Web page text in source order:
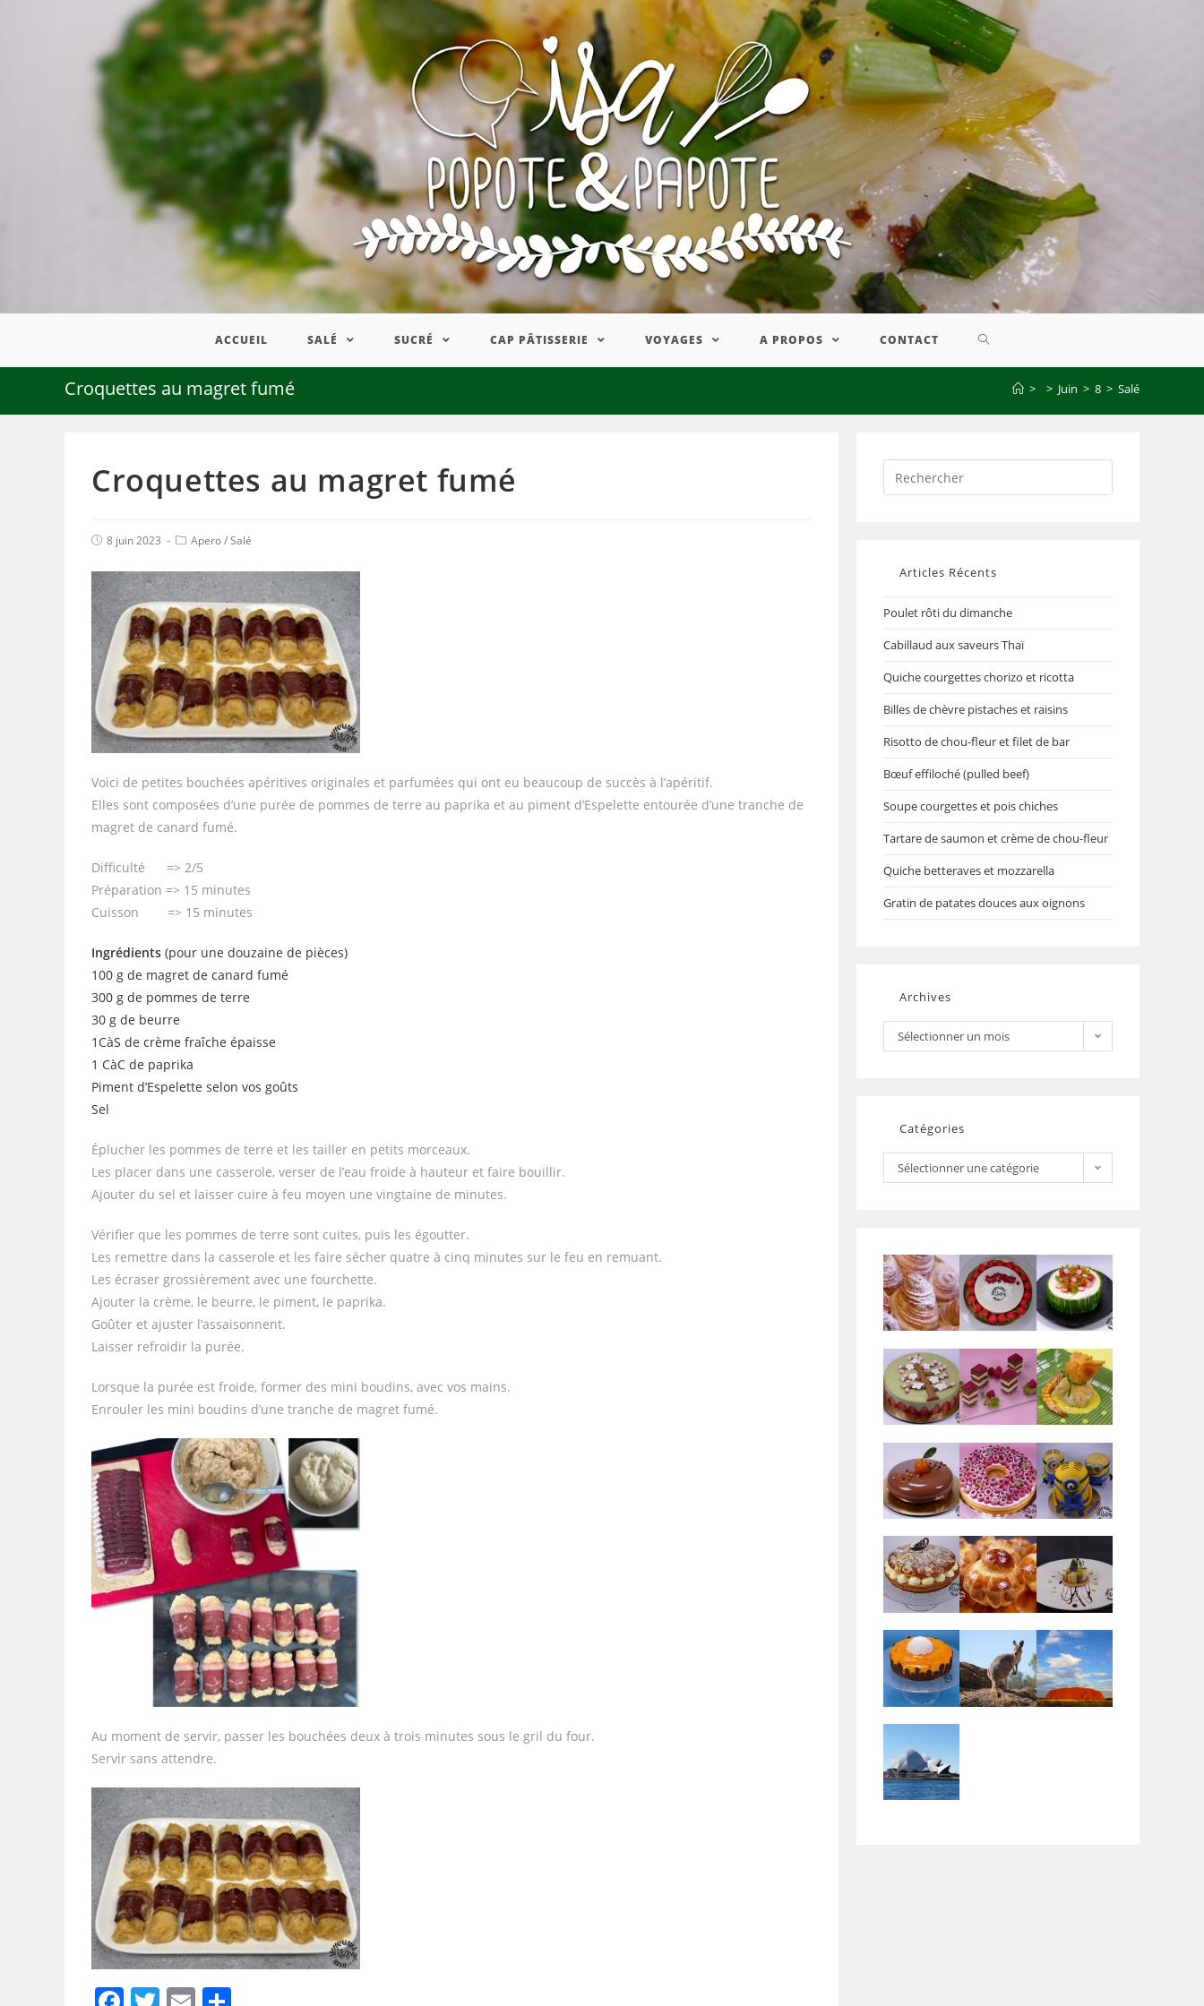
ACCUEIL SALÉ SUCRÉ CAP PÂTISSERIE VOYAGES A PROPOS CONTACT
Croquettes au magret fumé > > Juin > 8 > Salé
Croquettes au magret fumé
8 juin 2023 Apero/Salé
Voici de petites bouchées apéritives originales et parfumées qui ont eu beaucoup de succès à l’apéritif.
Elles sont composées d’une purée de pommes de terre au paprika et au piment d’Espelette entourée d’une tranche de
magret de canard fumé.
Difficulté => 2/5
Préparation => 15 minutes
Cuisson => 15 minutes
Ingrédients (pour une douzaine de pièces)
100 g de magret de canard fumé
300 g de pommes de terre
30 g de beurre
1CàS de crème fraîche épaisse
1 CàC de paprika
Piment d’Espelette selon vos goûts
Sel
Éplucher les pommes de terre et les tailler en petits morceaux.
Les placer dans une casserole, verser de l’eau froide à hauteur et faire bouillir.
Ajouter du sel et laisser cuire à feu moyen une vingtaine de minutes.
Vérifier que les pommes de terre sont cuites, puis les égoutter.
Les remettre dans la casserole et les faire sécher quatre à cinq minutes sur le feu en remuant.
Les écraser grossièrement avec une fourchette.
Ajouter la crème, le beurre, le piment, le paprika.
Goûter et ajuster l’assaisonnent.
Laisser refroidir la purée.
Lorsque la purée est froide, former des mini boudins, avec vos mains.
Enrouler les mini boudins d’une tranche de magret fumé.
Au moment de servir, passer les bouchées deux à trois minutes sous le gril du four.
Servir sans attendre.
Articles Récents
Poulet rôti du dimanche
Cabillaud aux saveurs Thaï
Quiche courgettes chorizo et ricotta
Billes de chèvre pistaches et raisins
Risotto de chou-fleur et filet de bar
Bœuf effiloché (pulled beef)
Soupe courgettes et pois chiches
Tartare de saumon et crème de chou-fleur
Quiche betteraves et mozzarella
Gratin de patates douces aux oignons
Archives
Sélectionner un mois
Catégories
Sélectionner une catégorie